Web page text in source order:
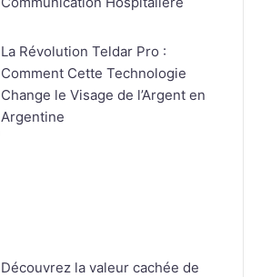
La Révolution Teldar Pro :
Comment Cette Technologie
Change le Visage de l’Argent en
Argentine
Découvrez la valeur cachée de